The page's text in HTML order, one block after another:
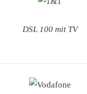
DSL 100 mit TV